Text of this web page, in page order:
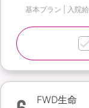
基本プラン | 入院
FWD生命